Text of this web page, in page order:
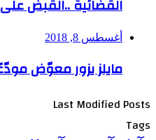
القضائية ..القبض
أغسطس 8, 2018
مايلز يزور معوّض
Last Modified Posts
Tags